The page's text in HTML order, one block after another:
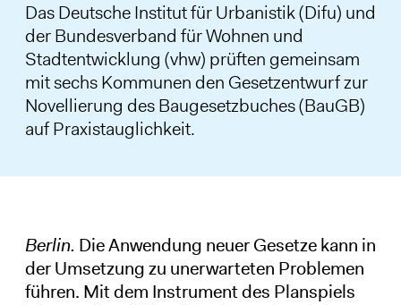
Das Deutsche Institut für Urbanistik (Difu) und
der Bundesverband für Wohnen und
Stadtentwicklung (vhw) prüften gemeinsam
mit sechs Kommunen den Gesetzentwurf zur
Novellierung des Baugesetzbuches (BauGB)
auf Praxistauglichkeit.
Berlin. Die Anwendung neuer Gesetze kann in
der Umsetzung zu unerwarteten Problemen
führen. Mit dem Instrument des Planspiels